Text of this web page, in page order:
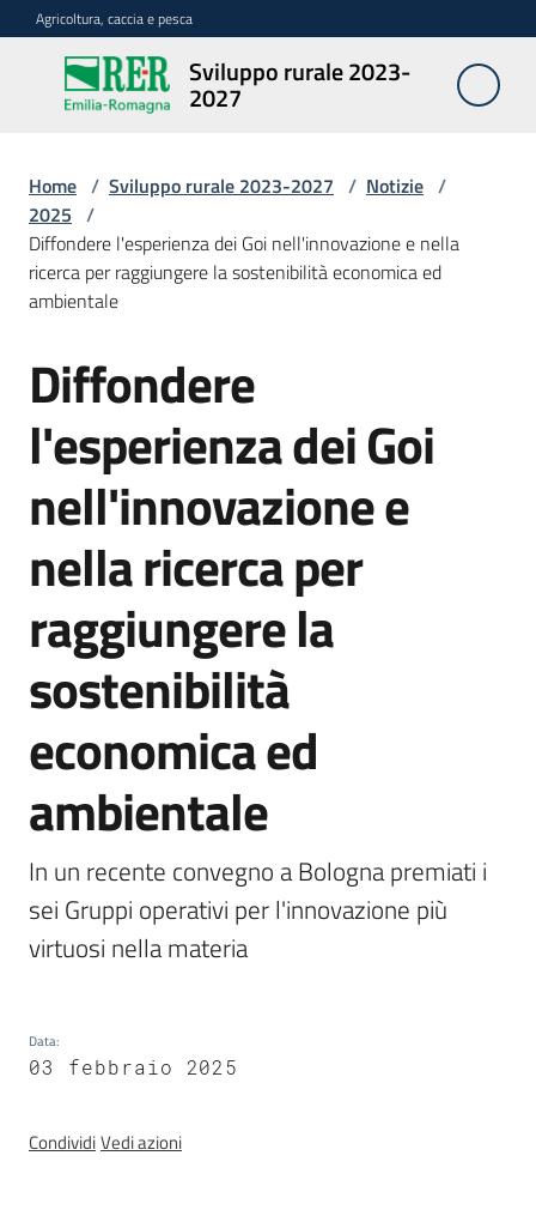
Vai al contenuto
Vai alla navigazione
Vai al footer
Agricoltura, caccia e pesca
Sviluppo rurale 2023-
2027
Sviluppo
rurale
2027
Programma
Opportunità
Disposizioni
attuative
regionali
Normativa
Newsletter
Agricoltura,
Argomenti
Novità
Home / Sviluppo rurale 2023-2027 / Notizie /
2025 /
Diffondere l'esperienza dei Goi nell'innovazione e nella
ricerca per raggiungere la sostenibilità economica ed
ambientale
Salta al contenuto
Diffondere
l'esperienza dei Goi
nell'innovazione e
nella ricerca per
raggiungere la
sostenibilità
economica ed
ambientale
In un recente convegno a Bologna premiati i
sei Gruppi operativi per l'innovazione più
virtuosi nella materia
Data:
03 febbraio 2025
CondividiVedi azioni